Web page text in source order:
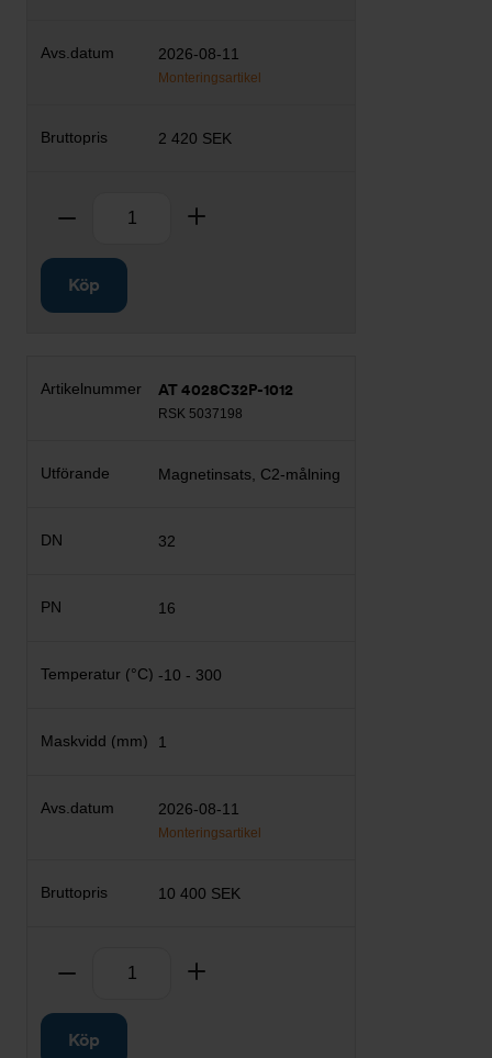
2026-08-11
Monteringsartikel
2 420 SEK
Ta bort
Köp
AT 4028C32P-1012
RSK 5037198
Magnetinsats, C2-målning
32
16
-10 - 300
1
2026-08-11
Monteringsartikel
10 400 SEK
Ta bort
Köp